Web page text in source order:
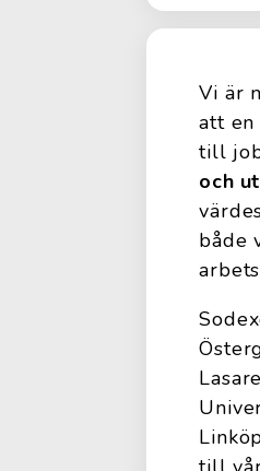
Vi är
att
till
och
både